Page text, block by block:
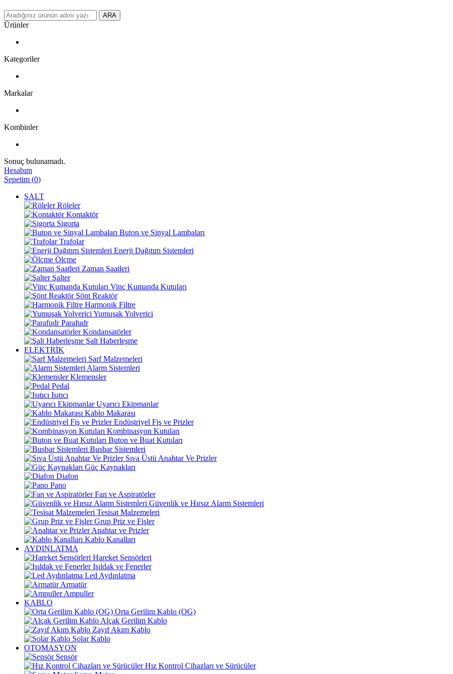
ARA
Ürünler
Kategoriler
Markalar
Kombinler
Sonuç bulunamadı.
Hesabım
Sepetim (0)
ŞALT
Röleler
Kontaktör
Sigorta
Buton ve Sinyal Lambaları
Trafolar
Enerji Dağıtım Sistemleri
Ölçme
Zaman Saatleri
Şalter
Vinç Kumanda Kutuları
Şönt Reaktör
Harmonik Filtre
Yumuşak Yolverici
Parafudr
Kondansatörler
Şalt Haberleşme
ELEKTRİK
Sarf Malzemeleri
Alarm Sistemleri
Klemensler
Pedal
Isıtıcı
Uyarıcı Ekipmanlar
Kablo Makarası
Endüstriyel Fiş ve Prizler
Kombinasyon Kutuları
Buton ve Buat Kutuları
Busbar Sistemleri
Sıva Üstü Anahtar Ve Prizler
Güç Kaynakları
Diafon
Pano
Fan ve Aspiratörler
Güvenlik ve Hırsız Alarm Sistemleri
Tesisat Malzemeleri
Grup Priz ve Fişler
Anahtar ve Prizler
Kablo Kanalları
AYDINLATMA
Hareket Sensörleri
Işıldak ve Fenerler
Led Aydınlatma
Armatür
Ampuller
KABLO
Orta Gerilim Kablo (OG)
Alçak Gerilim Kablo
Zayıf Akım Kablo
Solar Kablo
OTOMASYON
Sensör
Hız Kontrol Cihazları ve Sürücüler